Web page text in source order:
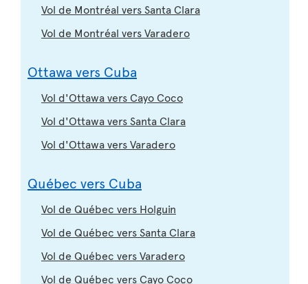
Vol de Montréal vers Santa Clara
Vol de Montréal vers Varadero
Ottawa vers Cuba
Vol d'Ottawa vers Cayo Coco
Vol d'Ottawa vers Santa Clara
Vol d'Ottawa vers Varadero
Québec vers Cuba
Vol de Québec vers Holguin
Vol de Québec vers Santa Clara
Vol de Québec vers Varadero
Vol de Québec vers Cayo Coco